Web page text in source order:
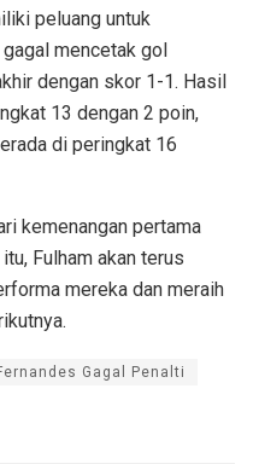
peluang untuk
mencetak gol
dengan skor 1-1. Hasil
13 dengan 2 poin,
di peringkat 16
kemenangan pertama
Fulham akan terus
mereka dan meraih
Gagal Penalti